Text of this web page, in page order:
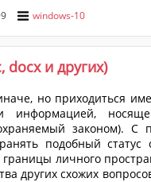
антивирусное
windows-10
docx и других)
но приходиться
информацией,
законом). С
подобный
личного
других схожих